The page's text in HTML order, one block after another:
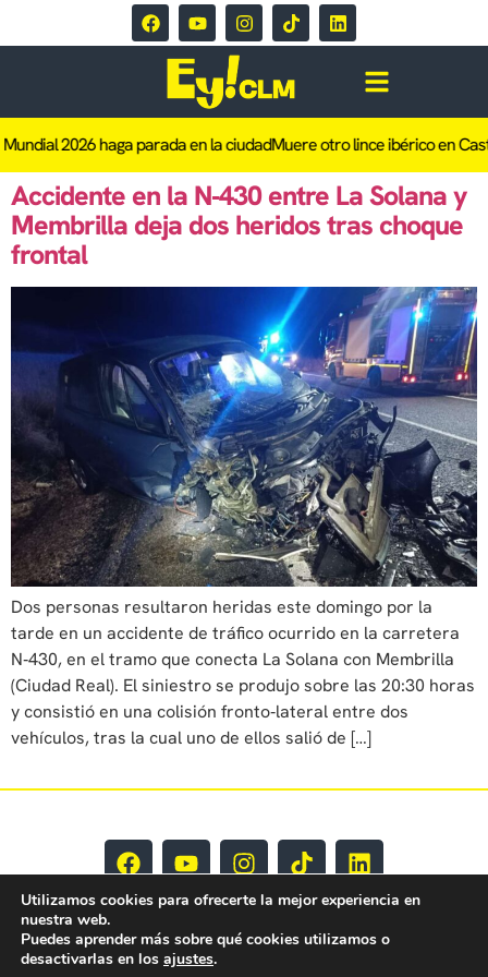
2026 haga parada en la ciudadMuere otro lince ibérico en
Accidente en la N‑430 entre La Solana y
Membrilla deja dos heridos tras choque
frontal
Dos personas resultaron heridas este domingo por la
tarde en un accidente de tráfico ocurrido en la carretera
N‑430, en el tramo que conecta La Solana con Membrilla
(Ciudad Real). El siniestro se produjo sobre las 20:30 horas
y consistió en una colisión fronto‑lateral entre dos
vehículos, tras la cual uno de ellos salió de […]
Utilizamos cookies para ofrecerte la mejor experiencia en
nuestra web.
Puedes aprender más sobre qué cookies utilizamos o
desactivarlas en los ajustes.